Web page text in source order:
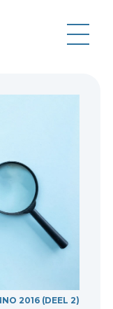
2016 (DEEL 2)